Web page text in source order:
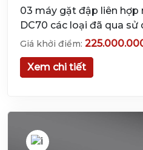
03 máy gặt đập liên hợp
DC70 các loại đã qua sử
Giá khởi điểm:
Xem chi tiết